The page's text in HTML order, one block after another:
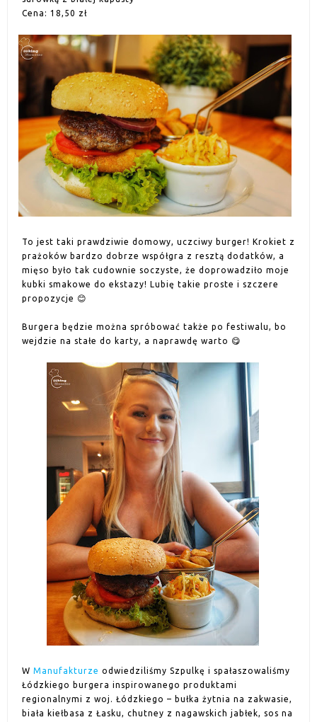
Cena: 18,50 zł
To jest taki prawdziwie domowy, uczciwy burger! Krokiet z
prażoków bardzo dobrze współgra z resztą dodatków, a
mięso było tak cudownie soczyste, że doprowadziło moje
kubki smakowe do ekstazy! Lubię takie proste i szczere
propozycje 😊
Burgera będzie można spróbować także po festiwalu, bo
wejdzie na stałe do karty, a naprawdę warto 😋
W Manufakturze odwiedziliśmy Szpulkę i spałaszowaliśmy
Łódzkiego burgera inspirowanego produktami
regionalnymi z woj. Łódzkiego – bułka żytnia na zakwasie,
biała kiełbasa z Łasku, chutney z nagawskich jabłek, sos na